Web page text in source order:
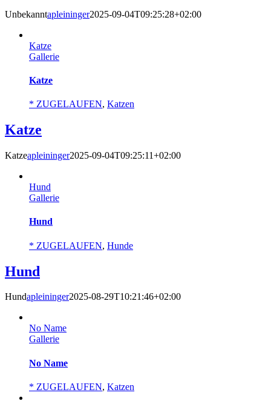
Unbekanntapleininger2025-09-04T09:25:28+02:00
Katze
Gallerie
Katze
* ZUGELAUFEN, Katzen
Katze
Katzeapleininger2025-09-04T09:25:11+02:00
Hund
Gallerie
Hund
* ZUGELAUFEN, Hunde
Hund
Hundapleininger2025-08-29T10:21:46+02:00
No Name
Gallerie
No Name
* ZUGELAUFEN, Katzen